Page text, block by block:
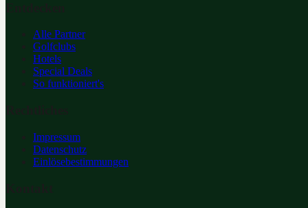
Alle Partner
Golfclubs
Hotels
Special Deals
So funktioniert's
Impressum
Datenschutz
Einlösebestimmungen